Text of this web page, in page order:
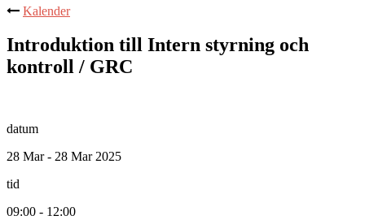
Kalender
Introduktion till Intern styrning och
kontroll / GRC
datum
28 Mar - 28 Mar 2025
tid
09:00 - 12:00